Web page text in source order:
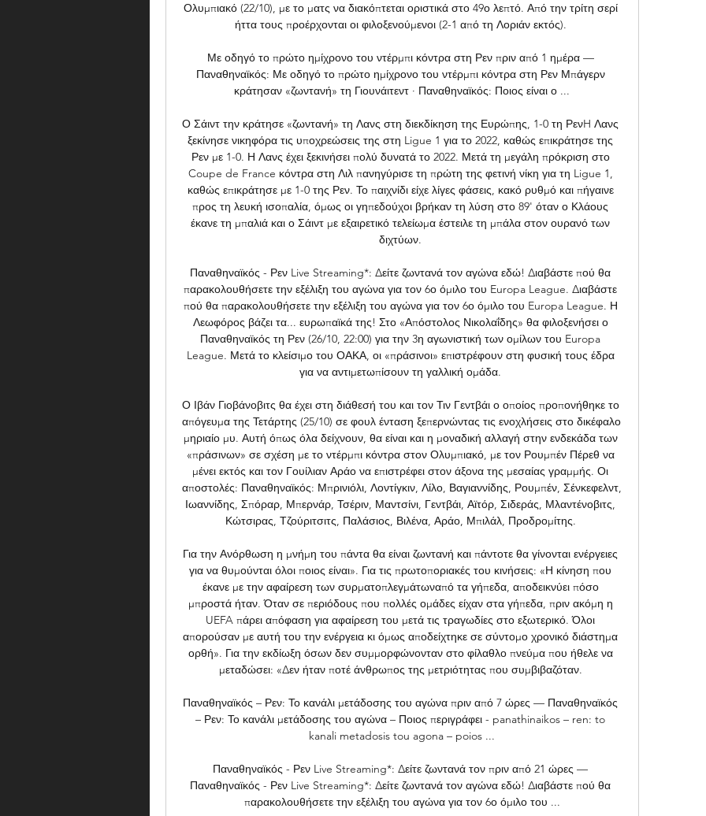
Ολυμπιακό (22/10), με το ματς να διακόπτεται οριστικά στο 49ο λεπτό. Από την τρίτη σερί
ήττα τους προέρχονται οι φιλοξενούμενοι (2-1 από τη Λοριάν εκτός).
Με οδηγό το πρώτο ημίχρονο του ντέρμπι κόντρα στη Ρεν πριν από 1 ημέρα —
Παναθηναϊκός: Με οδηγό το πρώτο ημίχρονο του ντέρμπι κόντρα στη Ρεν Μπάγερν
κράτησαν «ζωντανή» τη Γιουνάιτεντ · Παναθηναϊκός: Ποιος είναι ο ...
Ο Σάιντ την κράτησε «ζωντανή» τη Λανς στη διεκδίκηση της Ευρώπης, 1-0 τη ΡενH Λανς
ξεκίνησε νικηφόρα τις υποχρεώσεις της στη Ligue 1 για το 2022, καθώς επικράτησε της
Ρεν με 1-0. Η Λανς έχει ξεκινήσει πολύ δυνατά το 2022. Μετά τη μεγάλη πρόκριση στο
Coupe de France κόντρα στη Λιλ πανηγύρισε τη πρώτη της φετινή νίκη για τη Ligue 1,
καθώς επικράτησε με 1-0 της Ρεν. Το παιχνίδι είχε λίγες φάσεις, κακό ρυθμό και πήγαινε
προς τη λευκή ισοπαλία, όμως οι γηπεδούχοι βρήκαν τη λύση στο 89' όταν ο Κλάους
έκανε τη μπαλιά και ο Σάιντ με εξαιρετικό τελείωμα έστειλε τη μπάλα στον ουρανό των
διχτύων.
Παναθηναϊκός - Ρεν Live Streaming*: Δείτε ζωντανά τον αγώνα εδώ! Διαβάστε πού θα
παρακολουθήσετε την εξέλιξη του αγώνα για τον 6ο όμιλο του Europa League. Διαβάστε
πού θα παρακολουθήσετε την εξέλιξη του αγώνα για τον 6ο όμιλο του Europa League. Η
Λεωφόρος βάζει τα... ευρωπαϊκά της! Στο «Απόστολος Νικολαΐδης» θα φιλοξενήσει ο
Παναθηναϊκός τη Ρεν (26/10, 22:00) για την 3η αγωνιστική των ομίλων του Europa
League. Μετά το κλείσιμο του ΟΑΚΑ, οι «πράσινοι» επιστρέφουν στη φυσική τους έδρα
για να αντιμετωπίσουν τη γαλλική ομάδα.
Ο Ιβάν Γιοβάνοβιτς θα έχει στη διάθεσή του και τον Τιν Γεντβάι ο οποίος προπονήθηκε το
απόγευμα της Τετάρτης (25/10) σε φουλ ένταση ξεπερνώντας τις ενοχλήσεις στο δικέφαλο
μηριαίο μυ. Αυτή όπως όλα δείχνουν, θα είναι και η μοναδική αλλαγή στην ενδεκάδα των
«πράσινων» σε σχέση με το ντέρμπι κόντρα στον Ολυμπιακό, με τον Ρουμπέν Πέρεθ να
μένει εκτός και τον Γουίλιαν Αράο να επιστρέφει στον άξονα της μεσαίας γραμμής. Οι
αποστολές: Παναθηναϊκός: Μπρινιόλι, Λοντίγκιν, Λίλο, Βαγιαννίδης, Ρουμπέν, Σένκεφελντ,
Ιωαννίδης, Σπόραρ, Μπερνάρ, Τσέριν, Μαντσίνι, Γεντβάι, Αϊτόρ, Σιδεράς, Μλαντένοβιτς,
Κώτσιρας, Τζούριτσιτς, Παλάσιος, Βιλένα, Αράο, Μπιλάλ, Προδρομίτης.
Για την Ανόρθωση η μνήμη του πάντα θα είναι ζωντανή και πάντοτε θα γίνονται ενέργειες
για να θυμούνται όλοι ποιος είναι». Για τις πρωτοποριακές του κινήσεις: «Η κίνηση που
έκανε με την αφαίρεση των συρματοπλεγμάτωναπό τα γήπεδα, αποδεικνύει πόσο
μπροστά ήταν. Όταν σε περιόδους που πολλές ομάδες είχαν στα γήπεδα, πριν ακόμη η
UEFA πάρει απόφαση για αφαίρεση του μετά τις τραγωδίες στο εξωτερικό. Όλοι
απορούσαν με αυτή του την ενέργεια κι όμως αποδείχτηκε σε σύντομο χρονικό διάστημα
ορθή». Για την εκδίωξη όσων δεν συμμορφώνονταν στο φίλαθλο πνεύμα που ήθελε να
μεταδώσει: «Δεν ήταν ποτέ άνθρωπος της μετριότητας που συμβιβαζόταν.
Παναθηναϊκός – Ρεν: Το κανάλι μετάδοσης του αγώνα πριν από 7 ώρες — Παναθηναϊκός
– Ρεν: Το κανάλι μετάδοσης του αγώνα – Ποιος περιγράφει - panathinaikos – ren: to
kanali metadosis tou agona – poios ...
Παναθηναϊκός - Ρεν Live Streaming*: Δείτε ζωντανά τον πριν από 21 ώρες —
Παναθηναϊκός - Ρεν Live Streaming*: Δείτε ζωντανά τον αγώνα εδώ! Διαβάστε πού θα
παρακολουθήσετε την εξέλιξη του αγώνα για τον 6ο όμιλο του ...